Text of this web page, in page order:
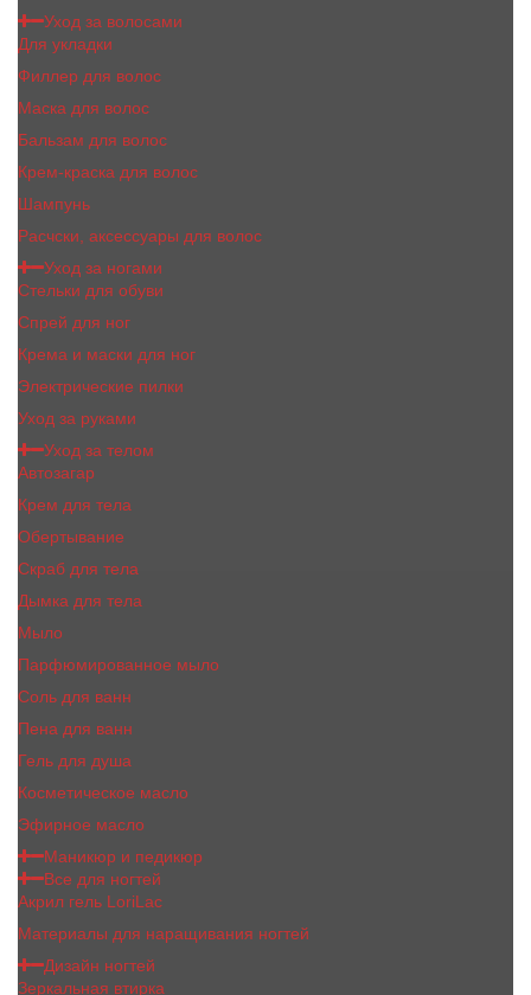
Уход за волосами
Для укладки
Филлер для волос
Маска для волос
Бальзам для волос
Крем-краска для волос
Шампунь
Расчски, аксессуары для волос
Уход за ногами
Стельки для обуви
Спрей для ног
Крема и маски для ног
Электрические пилки
Уход за руками
Уход за телом
Автозагар
Крем для тела
Обертывание
Скраб для тела
Дымка для тела
Мыло
Парфюмированное мыло
Соль для ванн
Пена для ванн
Гель для душа
Косметическое масло
Эфирное масло
Маникюр и педикюр
Все для ногтей
Акрил гель LoriLac
Материалы для наращивания ногтей
Дизайн ногтей
Зеркальная втирка